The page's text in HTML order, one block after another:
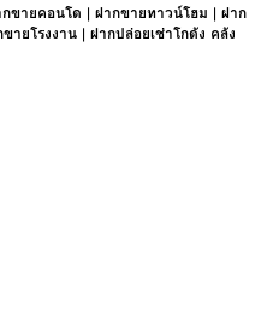
ขายคอนโด |ฝากขายทาวน์โฮม |ฝาก
ายโรงงาน |ฝากปล่อยเช่าโกดัง คลัง